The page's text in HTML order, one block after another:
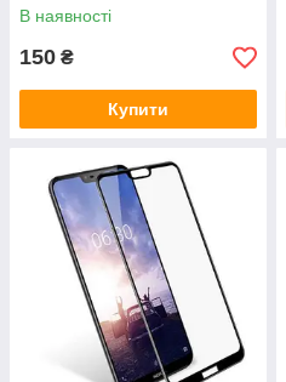
В наявності
150 ₴
Купити